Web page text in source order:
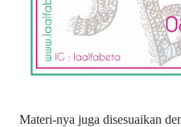
Materi-nya juga disesuaikan dengan kegiatan yang ada di bulan